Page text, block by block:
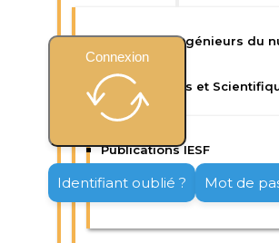
Isep : Ecole d’ingénieurs du
IESF : Ingénieurs et
Publications IESF
Connexion
Identifiant oublié ? Mot de